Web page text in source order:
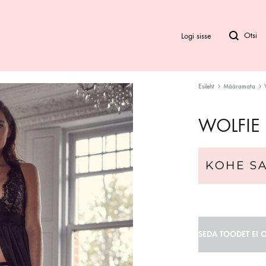
Logi sisse
Esileht Määramata
WOLFIE
SEDA TOODET EI